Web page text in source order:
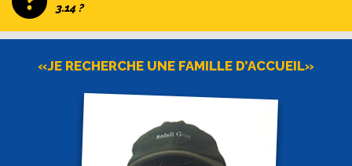
3.14 ?
«JE RECHERCHE UNE FAMILLE D’ACCUEIL»